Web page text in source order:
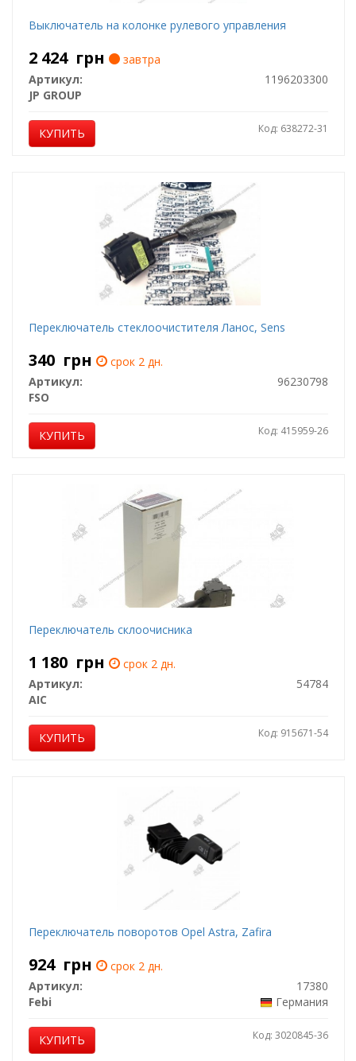
Выключатель на колонке рулевого управления
2 424 грн
завтра
Артикул:
1196203300
JP GROUP
КУПИТЬ Код: 638272-31
Переключатель стеклоочистителя Ланос, Sens
340 грн
срок 2 дн.
Артикул:
96230798
FSO
КУПИТЬ Код: 415959-26
Переключатель склоочисника
1 180 грн
срок 2 дн.
Артикул:
54784
AIC
КУПИТЬ Код: 915671-54
Переключатель поворотов Opel Astra, Zafira
924 грн
срок 2 дн.
Артикул:
17380
Febi
Германия
КУПИТЬ Код: 3020845-36